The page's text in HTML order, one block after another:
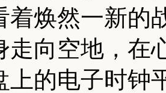
着焕然一新的
走向空地，在
上的电子时钟